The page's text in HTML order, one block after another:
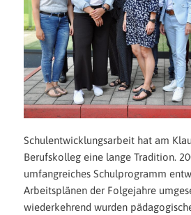
Schulentwicklungsarbeit hat am
Berufskolleg eine lange Tradition.
umfangreiches Schulprogramm
Arbeitsplänen der Folgejahre
wiederkehrend wurden